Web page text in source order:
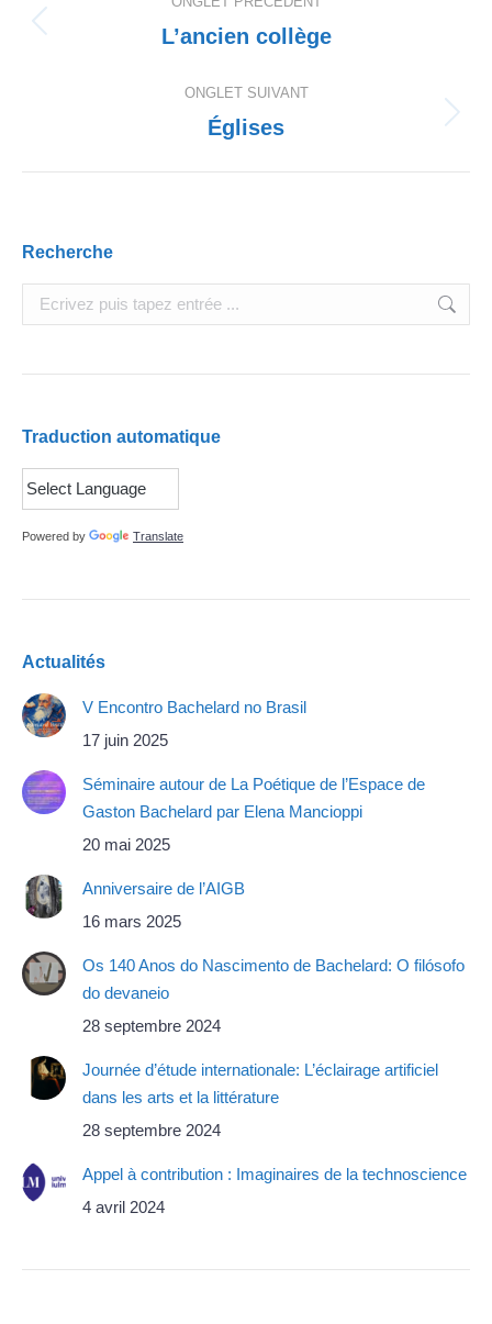
de
commentaire
Onglet
L’ancien collège
ONGLET SUIVANT
Onglet
Églises
Recherche
Search:
Traduction automatique
Powered by Translate
Actualités
V Encontro Bachelard no Brasil
17 juin 2025
Séminaire autour de La Poétique de l’Espace de
Gaston Bachelard par Elena Mancioppi
20 mai 2025
Anniversaire de l’AIGB
16 mars 2025
Os 140 Anos do Nascimento de Bachelard: O filósofo
do devaneio
28 septembre 2024
Journée d’étude internationale: L’éclairage artificiel
dans les arts et la littérature
28 septembre 2024
Appel à contribution : Imaginaires de la technoscience
4 avril 2024